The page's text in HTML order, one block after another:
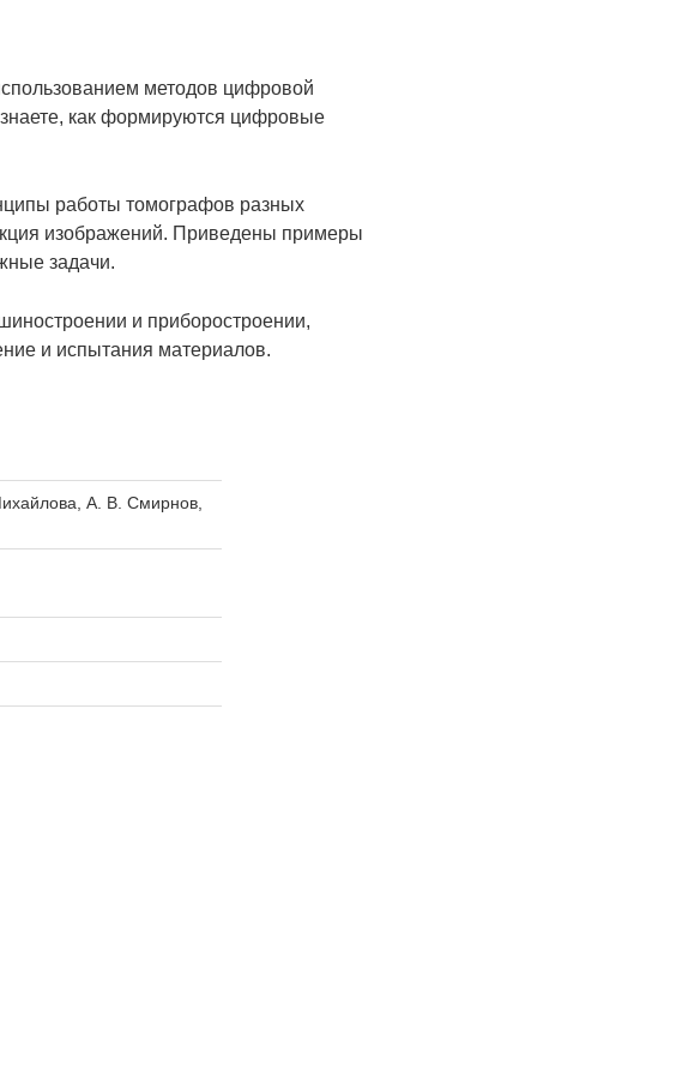
методов цифровой
как формируются цифровые
работы томографов разных
изображений. Приведены примеры
задачи.
и приборостроении,
и испытания материалов.
А. В. Смирнов,